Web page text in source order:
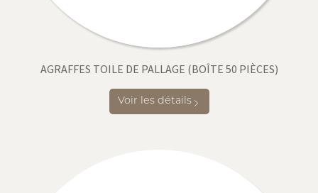
AGRAFFES TOILE DE PALLAGE (BOÎTE 50 PIÈCES)
Voir les détails